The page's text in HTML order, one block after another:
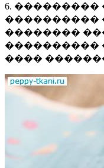
6.
����������
��������
����������
����